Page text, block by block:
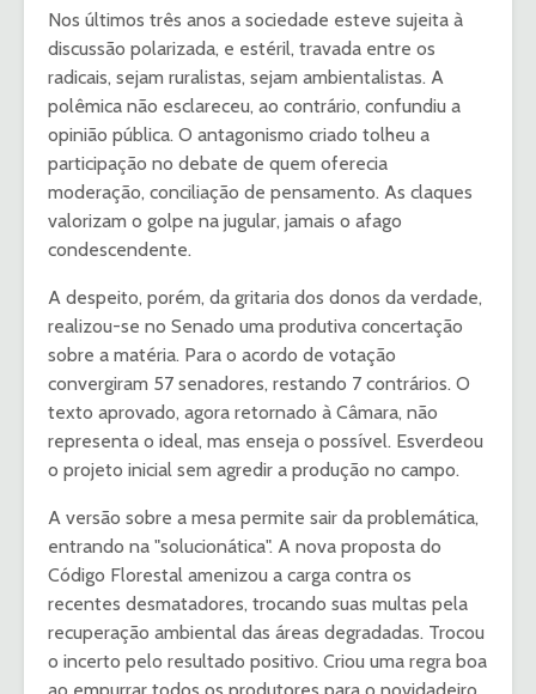
Nos últimos três anos a sociedade esteve sujeita à
discussão polarizada, e estéril, travada entre os
radicais, sejam ruralistas, sejam ambientalistas. A
polêmica não esclareceu, ao contrário, confundiu a
opinião pública. O antagonismo criado tolheu a
participação no debate de quem oferecia
moderação, conciliação de pensamento. As claques
valorizam o golpe na jugular, jamais o afago
condescendente.
A despeito, porém, da gritaria dos donos da verdade,
realizou-se no Senado uma produtiva concertação
sobre a matéria. Para o acordo de votação
convergiram 57 senadores, restando 7 contrários. O
texto aprovado, agora retornado à Câmara, não
representa o ideal, mas enseja o possível. Esverdeou
o projeto inicial sem agredir a produção no campo.
A versão sobre a mesa permite sair da problemática,
entrando na "solucionática". A nova proposta do
Código Florestal amenizou a carga contra os
recentes desmatadores, trocando suas multas pela
recuperação ambiental das áreas degradadas. Trocou
o incerto pelo resultado positivo. Criou uma regra boa